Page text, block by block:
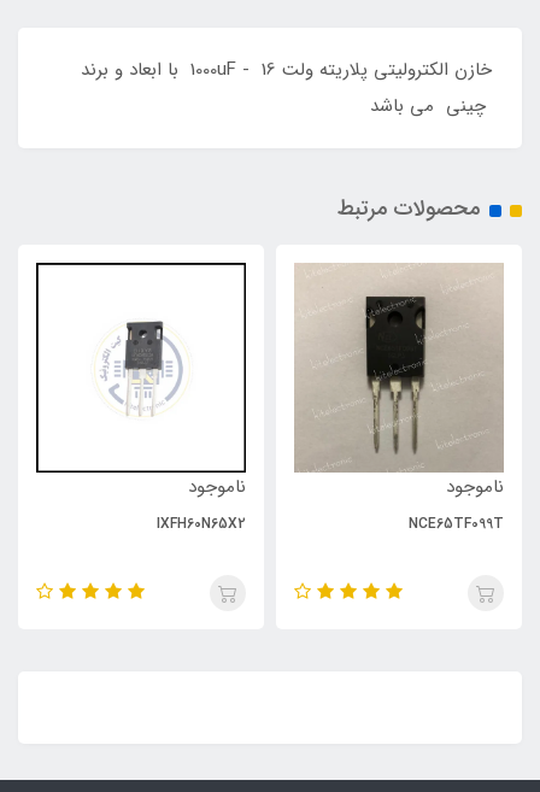
خازن الکترولیتی پلاریته ولت 1000uF - 16 با ابعاد و برند
چینی می باشد
محصولات مرتبط
ناموجود
NCE65TF099T
ناموجود
IXFH60N65X2